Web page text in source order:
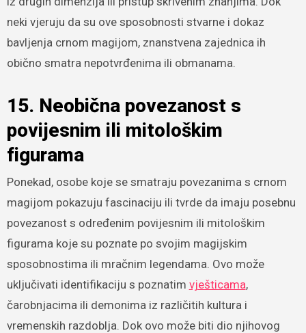
neki vjeruju da su ove sposobnosti stvarne i dokaz
bavljenja crnom magijom, znanstvena zajednica ih
obično smatra nepotvrđenima ili obmanama.
15. Neobična povezanost s
povijesnim ili mitološkim
figurama
Ponekad, osobe koje se smatraju povezanima s crnom
magijom pokazuju fascinaciju ili tvrde da imaju posebnu
povezanost s određenim povijesnim ili mitološkim
figurama koje su poznate po svojim magijskim
sposobnostima ili mračnim legendama. Ovo može
uključivati identifikaciju s poznatim vješticama,
čarobnjacima ili demonima iz različitih kultura i
vremenskih razdoblja. Dok ovo može biti dio njihovog